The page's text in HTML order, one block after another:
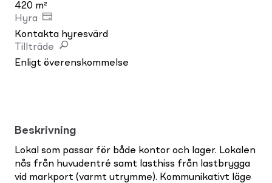
420 m²
Hyra
Kontakta hyresvärd
Tillträde
Enligt överenskommelse
Beskrivning
Lokal som passar för både kontor och lager. Lokalen
nås från huvudentré samt lasthiss från lastbrygga
vid markport (varmt utrymme). Kommunikativt läge